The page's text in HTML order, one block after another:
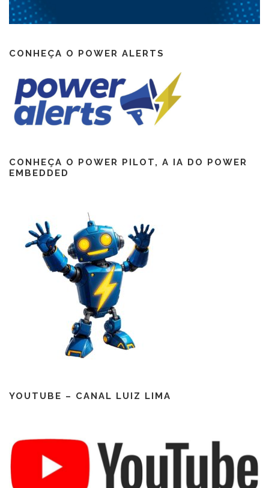
CONHEÇA O POWER ALERTS
CONHEÇA O POWER PILOT, A IA DO POWER
EMBEDDED
YOUTUBE – CANAL LUIZ LIMA